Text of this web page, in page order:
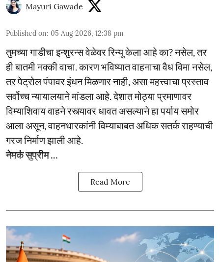
Mayuri Gawade
Published on: 05 Aug 2026, 12:38 pm
तुमच्या गाडीचा इन्शुरन्स वेळेवर रिन्यू केला आहे का? नसेल, तर
ही बातमी नक्की वाचा. कारण भविष्यात वाहनाचा वैध विमा नसेल,
तर पेट्रोल पंपावर इंधन मिळणार नाही, असा महत्त्वाचा प्रस्ताव
सर्वोच्च न्यायालयाने मांडला आहे. देशात मोठ्या प्रमाणावर
विम्याशिवाय वाहने रस्त्यावर धावत असल्याने हा पर्याय समोर
आला असून, वाहनधारकांनी विम्याबाबत अधिक सतर्क राहण्याची
गरज निर्माण झाली आहे.
नेमकं सुप्रीम ...
Read More